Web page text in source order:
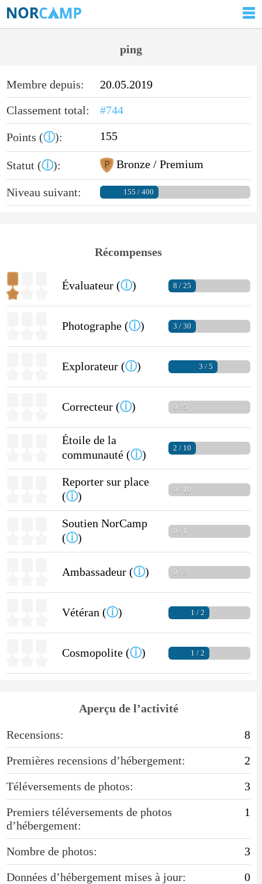
ping
Membre depuis:
20.05.2019
Classement total:
#744
Points (ⓘ): 155
Statut (ⓘ): Bronze / Premium
Niveau suivant: 155 / 400
Récompenses
Évaluateur (ⓘ) 8 / 25
Photographe (ⓘ) 3 / 30
Explorateur (ⓘ) 3 / 5
Correcteur (ⓘ) 0 / 5
Étoile de la
communauté (ⓘ)
2 / 10
Reporter sur place
(ⓘ)
0 / 10
Soutien NorCamp
(ⓘ)
0 / 1
Ambassadeur (ⓘ) 0 / 3
Vétéran (ⓘ) 1 / 2
Cosmopolite (ⓘ) 1 / 2
Aperçu de l’activité
Recensions:
8
Premières recensions d’hébergement:
2
Téléversements de photos:
3
Premiers téléversements de photos
d’hébergement:
1
Nombre de photos:
3
Données d’hébergement mises à jour:
0